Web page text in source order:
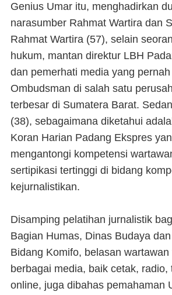
Genius Umar itu, menghadirkan
narasumber Rahmat Wartira dan
Rahmat Wartira (57), selain
hukum, mantan direktur LBH
dan pemerhati media yang
Ombudsman di salah satu
terbesar di Sumatera Barat.
(38), sebagaimana diketahui
Koran Harian Padang Ekspres
mengantongi kompetensi
sertipikasi tertinggi di bidang
kejurnalistikan.
Disamping pelatihan jurnalistik
Bagian Humas, Dinas Budaya
Bidang Komifo, belasan
berbagai media, baik cetak, radio,
online, juga dibahas pemahaman